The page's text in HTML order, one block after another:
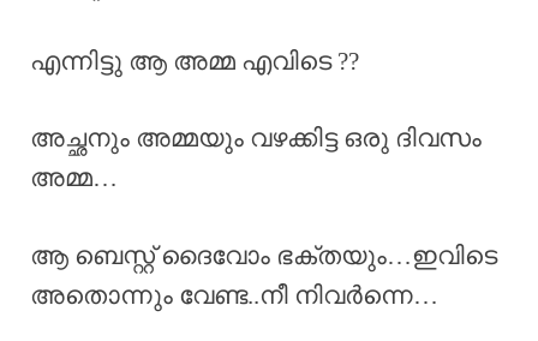
എന്നിട്ടു ആ അമ്മ എവിടെ ??
അച്ഛനും അമ്മയും വഴക്കിട്ട ഒരു ദിവസം
അമ്മ…
ആ ബെസ്റ്റ് ദൈവോം ഭക്തയും…ഇവിടെ
അതൊന്നും വേണ്ട..നീ നിവർന്നെ…